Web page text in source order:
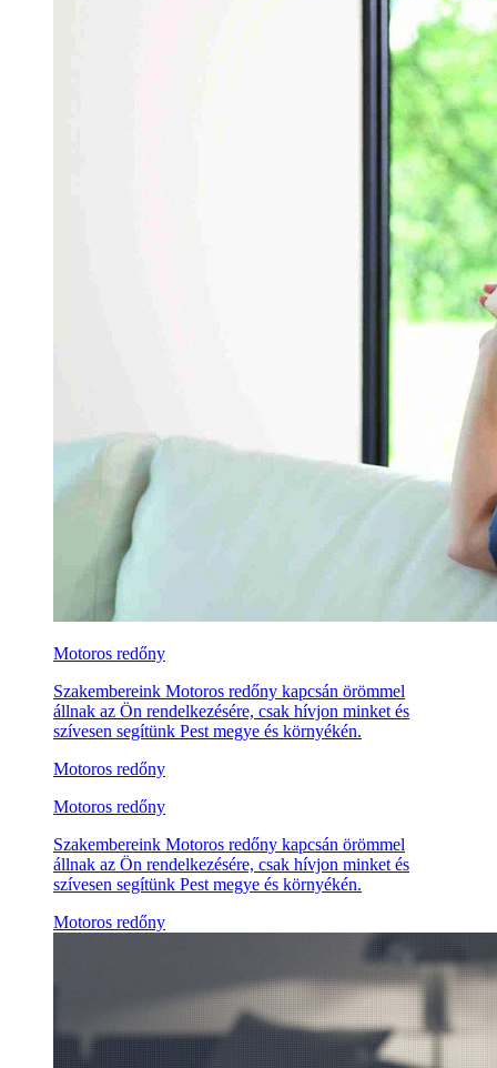
Motoros redőny
Szakembereink Motoros redőny kapcsán örömmel
állnak az Ön rendelkezésére, csak hívjon minket és
szívesen segítünk Pest megye és környékén.
Motoros redőny
Motoros redőny
Szakembereink Motoros redőny kapcsán örömmel
állnak az Ön rendelkezésére, csak hívjon minket és
szívesen segítünk Pest megye és környékén.
Motoros redőny